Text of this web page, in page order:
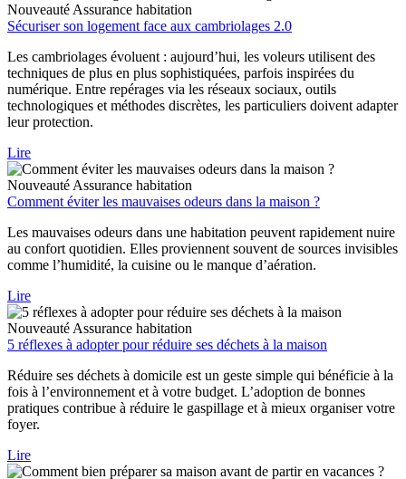
Nouveauté Assurance habitation
Sécuriser son logement face aux cambriolages 2.0
Les cambriolages évoluent : aujourd’hui, les voleurs utilisent des
techniques de plus en plus sophistiquées, parfois inspirées du
numérique. Entre repérages via les réseaux sociaux, outils
technologiques et méthodes discrètes, les particuliers doivent adapter
leur protection.
Lire
Nouveauté Assurance habitation
Comment éviter les mauvaises odeurs dans la maison ?
Les mauvaises odeurs dans une habitation peuvent rapidement nuire
au confort quotidien. Elles proviennent souvent de sources invisibles
comme l’humidité, la cuisine ou le manque d’aération.
Lire
Nouveauté Assurance habitation
5 réflexes à adopter pour réduire ses déchets à la maison
Réduire ses déchets à domicile est un geste simple qui bénéficie à la
fois à l’environnement et à votre budget. L’adoption de bonnes
pratiques contribue à réduire le gaspillage et à mieux organiser votre
foyer.
Lire